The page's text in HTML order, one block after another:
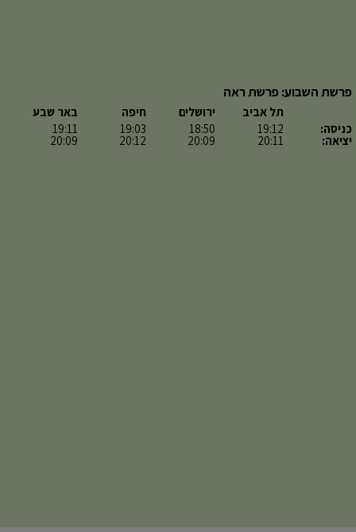
פרשת השבוע: פרשת ראה
כניסה:
יציאה:
תל אביב
19:12
20:11
ירושלים
18:50
20:09
חיפה
19:03
20:12
באר שבע
19:11
20:09